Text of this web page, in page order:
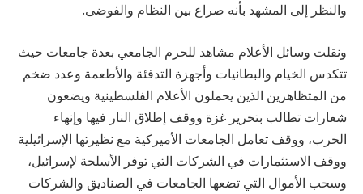
والنظر إلى المشهد بأنه صراع بين النظام والفوضى.
ونقلت وسائل الأعلام مشاهد للحرم الجامعي بعدة جامعات حيث
تتكدس الخيام والبطانيات وأجهزة التدفئة والأطعمة وعدد ضخم
من المتظاهرين الذين يحملون الأعلام الفلسطينية ويضعون
شعارات تطالب بتحرير غزة ووقف إطلاق النار فيها وإنهاء
الحرب، ووقف تعامل الجامعات الأميركية مع نظيرتها الإسرائيلية
ووقف الاستثمارات في الشركات التي توفر الأسلحة لإسرائيل،
وسحب الأموال التي تضعها الجامعات في الصناديق والشركات